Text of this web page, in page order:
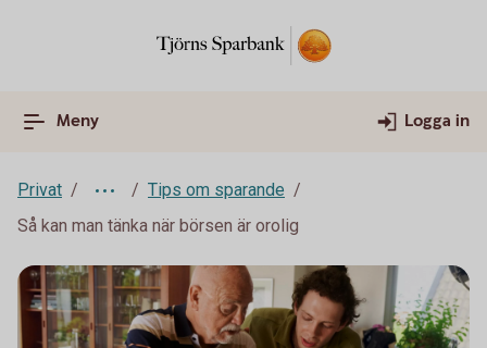
Meny Logga in
Privat
Tips om sparande
Så kan man tänka när börsen är orolig